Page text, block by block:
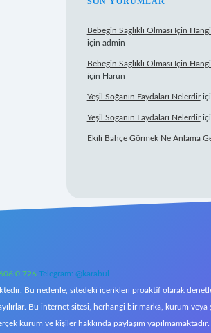
Bebeğin Sağlıklı Olması Için
için admin
Bebeğin Sağlıklı Olması Için
için Harun
Yeşil Soğanın Faydaları Nelerdir
Yeşil Soğanın Faydaları Nelerdir
Ekili Bahçe Görmek Ne Anlama
0 726 Telegram: @karabul
Bu nedenle, sitedeki içerikleri proaktif olarak
Bu internet sitesi, herhangi bir marka, kurum veya
kurum ve kişiler hakkında paylaşım